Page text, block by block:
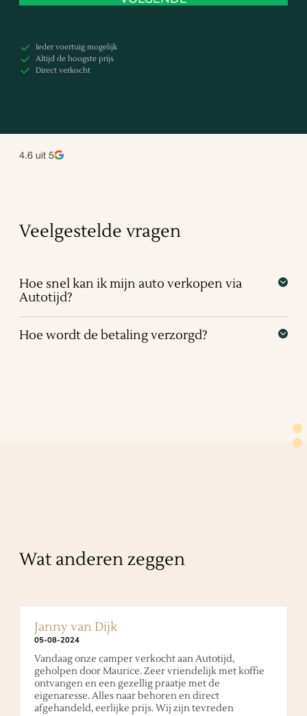
Ieder voertuig mogelijk
Altijd de hoogste prijs
Direct verkocht
4.6 uit 5
Veelgestelde vragen
Hoe snel kan ik mijn auto verkopen via
Autotijd?
Hoe wordt de betaling verzorgd?
Wat anderen zeggen
Janny van Dijk
05-08-2024
Vandaag onze camper verkocht aan Autotijd,
geholpen door Maurice. Zeer vriendelijk met koffie
ontvangen en een gezellig praatje met de
eigenaresse. Alles naar behoren en direct
afgehandeld, eerlijke prijs. Wij zijn tevreden